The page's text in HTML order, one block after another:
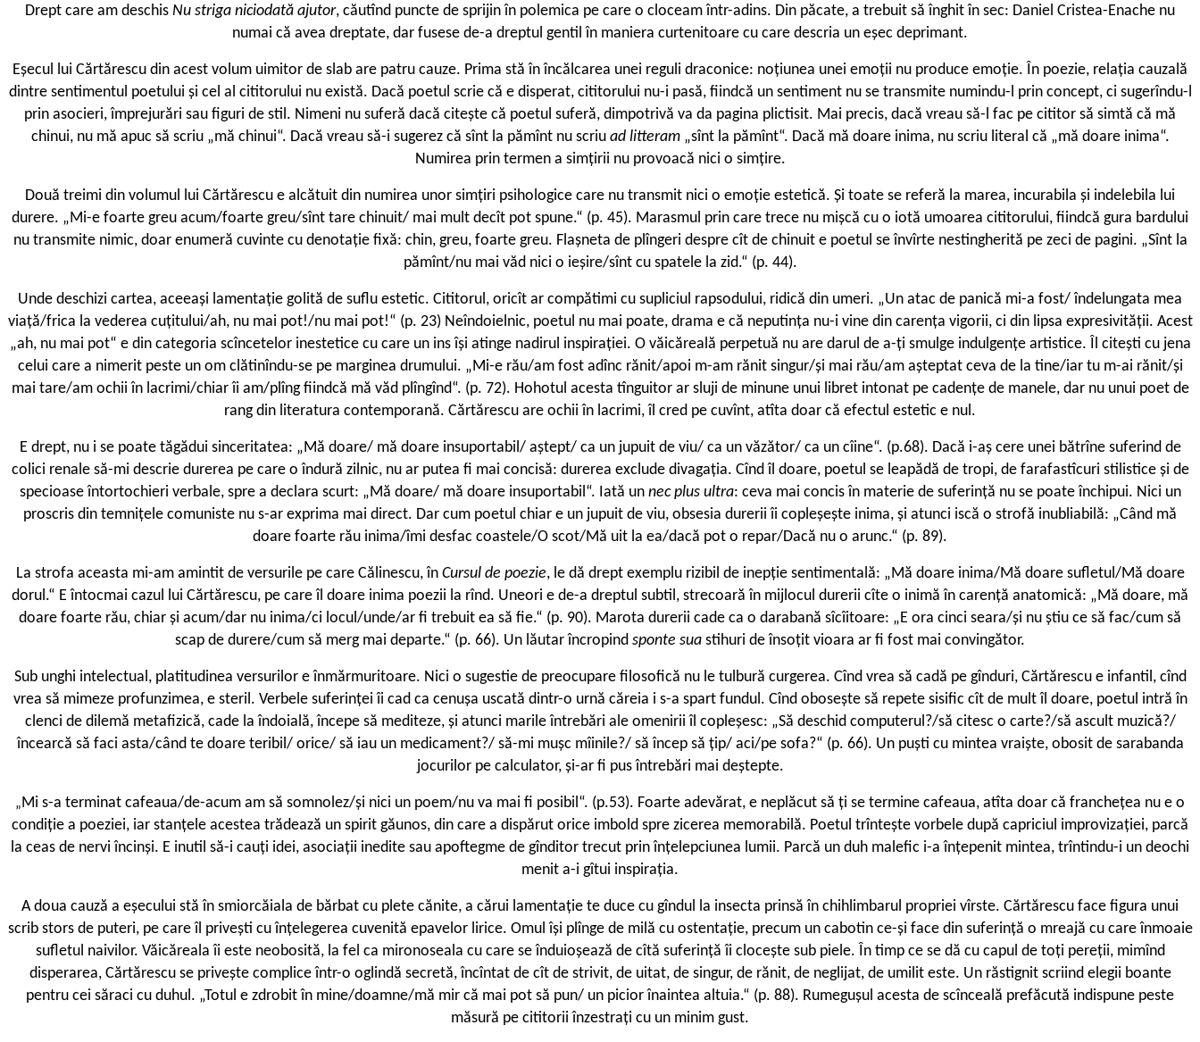
Drept care am deschis Nu striga niciodată ajutor, căutînd puncte de sprijin în polemica pe care o cloceam într-adins. Din păcate, a trebuit să înghit în sec: Daniel Cristea-Enache nu
numai că avea dreptate, dar fusese de-a dreptul gentil în maniera curtenitoare cu care descria un eșec deprimant.
Eșecul lui Cărtărescu din acest volum uimitor de slab are patru cauze. Prima stă în încălcarea unei reguli draconice: noțiunea unei emoții nu produce emoție. În poezie, relația cauzală
dintre sentimentul poetului și cel al cititorului nu există. Dacă poetul scrie că e disperat, cititorului nu-i pasă, fiindcă un sentiment nu se transmite numindu-l prin concept, ci sugerîndu-l
prin asocieri, împrejurări sau figuri de stil. Nimeni nu suferă dacă citește că poetul suferă, dimpotrivă va da pagina plictisit. Mai precis, dacă vreau să-l fac pe cititor să simtă că mă
chinui, nu mă apuc să scriu „mă chinui“. Dacă vreau să-i sugerez că sînt la pămînt nu scriu ad litteram „sînt la pămînt“. Dacă mă doare inima, nu scriu literal că „mă doare inima“.
Numirea prin termen a simțirii nu provoacă nici o simțire.
Două treimi din volumul lui Cărtărescu e alcătuit din numirea unor simțiri psihologice care nu transmit nici o emoție estetică. Și toate se referă la marea, incurabila și indelebila lui
durere. „Mi-e foarte greu acum/foarte greu/sînt tare chinuit/ mai mult decît pot spune.“ (p. 45). Marasmul prin care trece nu mișcă cu o iotă umoarea cititorului, fiindcă gura bardului
nu transmite nimic, doar enumeră cuvinte cu denotație fixă: chin, greu, foarte greu. Flașneta de plîngeri despre cît de chinuit e poetul se învîrte nestingherită pe zeci de pagini. „Sînt la
pămînt/nu mai văd nici o ieșire/sînt cu spatele la zid.“ (p. 44).
Unde deschizi cartea, aceeași lamentație golită de suflu estetic. Cititorul, oricît ar compătimi cu supliciul rapsodului, ridică din umeri. „Un atac de panică mi-a fost/ îndelungata mea
viață/frica la vederea cuțitului/ah, nu mai pot!/nu mai pot!“ (p. 23) Neîndoielnic, poetul nu mai poate, drama e că neputința nu-i vine din carența vigorii, ci din lipsa expresivității. Acest
„ah, nu mai pot“ e din categoria scîncetelor inestetice cu care un ins își atinge nadirul inspirației. O văicăreală perpetuă nu are darul de a-ți smulge indulgențe artistice. Îl citești cu jena
celui care a nimerit peste un om clătinîndu-se pe marginea drumului. „Mi-e rău/am fost adînc rănit/apoi m-am rănit singur/și mai rău/am așteptat ceva de la tine/iar tu m-ai rănit/și
mai tare/am ochii în lacrimi/chiar îi am/plîng fiindcă mă văd plîngînd“. (p. 72). Hohotul acesta tînguitor ar sluji de minune unui libret intonat pe cadențe de manele, dar nu unui poet de
rang din literatura contemporană. Cărtărescu are ochii în lacrimi, îl cred pe cuvînt, atîta doar că efectul estetic e nul.
E drept, nu i se poate tăgădui sinceritatea: „Mă doare/ mă doare insuportabil/ aștept/ ca un jupuit de viu/ ca un văzător/ ca un cîine“. (p.68). Dacă i-aș cere unei bătrîne suferind de
colici renale să-mi descrie durerea pe care o îndură zilnic, nu ar putea fi mai concisă: durerea exclude divagația. Cînd îl doare, poetul se leapădă de tropi, de farafastîcuri stilistice și de
specioase întortochieri verbale, spre a declara scurt: „Mă doare/ mă doare insuportabil“. Iată un nec plus ultra: ceva mai concis în materie de suferință nu se poate închipui. Nici un
proscris din temnițele comuniste nu s-ar exprima mai direct. Dar cum poetul chiar e un jupuit de viu, obsesia durerii îi copleșește inima, și atunci iscă o strofă inubliabilă: „Când mă
doare foarte rău inima/îmi desfac coastele/O scot/Mă uit la ea/dacă pot o repar/Dacă nu o arunc.“ (p. 89).
La strofa aceasta mi-am amintit de versurile pe care Călinescu, în Cursul de poezie, le dă drept exemplu rizibil de inepție sentimentală: „Mă doare inima/Mă doare sufletul/Mă doare
dorul.“ E întocmai cazul lui Cărtărescu, pe care îl doare inima poezii la rînd. Uneori e de-a dreptul subtil, strecoară în mijlocul durerii cîte o inimă în carență anatomică: „Mă doare, mă
doare foarte rău, chiar și acum/dar nu inima/ci locul/unde/ar fi trebuit ea să fie.“ (p. 90). Marota durerii cade ca o darabană sîcîitoare: „E ora cinci seara/și nu știu ce să fac/cum să
scap de durere/cum să merg mai departe.“ (p. 66). Un lăutar încropind sponte sua stihuri de însoțit vioara ar fi fost mai convingător.
Sub unghi intelectual, platitudinea versurilor e înmărmuritoare. Nici o sugestie de preocupare filosofică nu le tulbură curgerea. Cînd vrea să cadă pe gînduri, Cărtărescu e infantil, cînd
vrea să mimeze profunzimea, e steril. Verbele suferinței îi cad ca cenușa uscată dintr-o urnă căreia i s-a spart fundul. Cînd obosește să repete sisific cît de mult îl doare, poetul intră în
clenci de dilemă metafizică, cade la îndoială, începe să mediteze, și atunci marile întrebări ale omenirii îl copleșesc: „Să deschid computerul?/să citesc o carte?/să ascult muzică?/
încearcă să faci asta/când te doare teribil/ orice/ să iau un medicament?/ să-mi mușc mîinile?/ să încep să țip/ aci/pe sofa?“ (p. 66). Un puști cu mintea vraiște, obosit de sarabanda
jocurilor pe calculator, și-ar fi pus întrebări mai deștepte.
„Mi s-a terminat cafeaua/de-acum am să somnolez/și nici un poem/nu va mai fi posibil“. (p.53). Foarte adevărat, e neplăcut să ți se termine cafeaua, atîta doar că franchețea nu e o
condiție a poeziei, iar stanțele acestea trădează un spirit găunos, din care a dispărut orice imbold spre zicerea memorabilă. Poetul trîntește vorbele după capriciul improvizației, parcă
la ceas de nervi încinși. E inutil să-i cauți idei, asociații inedite sau apoftegme de gînditor trecut prin înțelepciunea lumii. Parcă un duh malefic i-a înțepenit mintea, trîntindu-i un deochi
menit a-i gîtui inspirația.
A doua cauză a eșecului stă în smiorcăiala de bărbat cu plete cănite, a cărui lamentație te duce cu gîndul la insecta prinsă în chihlimbarul propriei vîrste. Cărtărescu face figura unui
scrib stors de puteri, pe care îl privești cu înțelegerea cuvenită epavelor lirice. Omul își plînge de milă cu ostentație, precum un cabotin ce-și face din suferință o mreajă cu care înmoaie
sufletul naivilor. Văicăreala îi este neobosită, la fel ca mironoseala cu care se înduioșează de cîtă suferință îi clocește sub piele. În timp ce se dă cu capul de toți pereții, mimînd
disperarea, Cărtărescu se privește complice într-o oglindă secretă, încîntat de cît de strivit, de uitat, de singur, de rănit, de neglijat, de umilit este. Un răstignit scriind elegii boante
pentru cei săraci cu duhul. „Totul e zdrobit în mine/doamne/mă mir că mai pot să pun/ un picior înaintea altuia.“ (p. 88). Rumegușul acesta de scînceală prefăcută indispune peste
măsură pe cititorii înzestrați cu un minim gust.